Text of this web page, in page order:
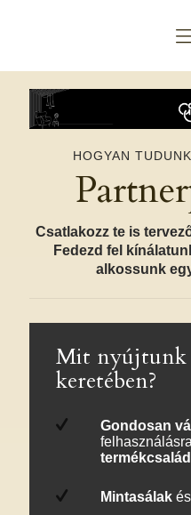
HOGYAN
Csatlakozz te is
Fedezd fel
alkossunk
Mit nyújtunk
keretében?
Gondosan
termékcsalád
Mintasálak